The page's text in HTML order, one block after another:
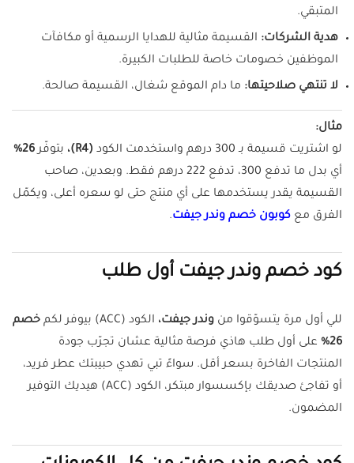
المتبقي.
هدية الشركات: القسيمة مثالية للهدايا الرسمية أو مكافآت
الموظفين خصومات خاصة للطلبات الكبيرة.
لا تنتهي صلاحيتها: ما دام الموقع شغال، القسيمة صالحة.
مثال:
لو اشتريت قسيمة بـ 300 درهم واستخدمت الكود
(R4)، بتوفّر26%
أي بدل ما تدفع 300، تدفع 222 درهم فقط. وبعدين، صاحب
القسيمة يقدر يستخدمها على أي منتج حتى لو سعره أعلى، ويكمّل
الفرق مع كوبون خصم وندر جيفت.
كود خصم وندر جيفت أول طلب
للي أول مرة يتسوّقوا من وندر جيفت، الكود (ACC) بيوفر لكم
خصم
26%
على أول طلب هاذي فرصة مثالية عشان تجرّب جودة
المنتجات الفاخرة بسعر أقل. سواءً تبي تهدي حبيبتك عطر فريد،
أو تفاجئ صديقك بإكسسوار مبتكر، الكود (ACC) هيديك التوفير
المضمون.